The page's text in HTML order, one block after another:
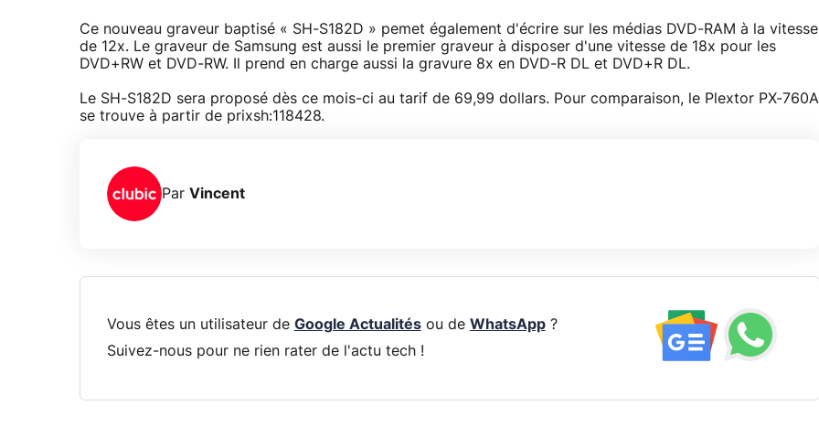
Ce nouveau graveur baptisé « SH-S182D » pemet également d'écrire sur les médias DVD-RAM à la vitesse
de 12x. Le graveur de Samsung est aussi le premier graveur à disposer d'une vitesse de 18x pour les
DVD+RW et DVD-RW. Il prend en charge aussi la gravure 8x en DVD-R DL et DVD+R DL.
Le SH-S182D sera proposé dès ce mois-ci au tarif de 69,99 dollars. Pour comparaison, le Plextor PX-760A
se trouve à partir de prixsh:118428.
Par Vincent
Vous êtes un utilisateur de Google Actualitésou de WhatsApp?
Suivez-nous pour ne rien rater de l'actu tech !